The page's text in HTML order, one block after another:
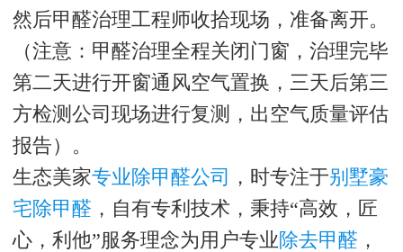
然后甲醛治理工程师收拾现场，准备离开。
（注意：甲醛治理全程关闭门窗，治理完毕
第二天进行开窗通风空气置换，三天后第三
方检测公司现场进行复测，出空气质量评估
报告）。
生态美家专业除甲醛公司 ，时专注于别墅豪
宅除甲醛 ，自有专利技术，秉持“高效，匠
心，利他”服务理念为用户专业除去甲醛 ，